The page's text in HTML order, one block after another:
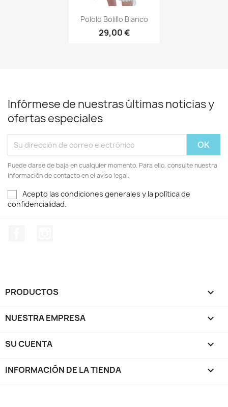
Vista rápida
Pololo Bolillo Blanco
29,00 €
Infórmese de nuestras últimas noticias y
ofertas especiales
Puede darse de baja en cualquier momento. Para ello, consulte nuestra
información de contacto en el aviso legal.
Acepto las condiciones generales y la política de
confidencialidad.
PRODUCTOS 
NUESTRA EMPRESA 
SU CUENTA 
INFORMACIÓN DE LA TIENDA keyboard_arrow_down